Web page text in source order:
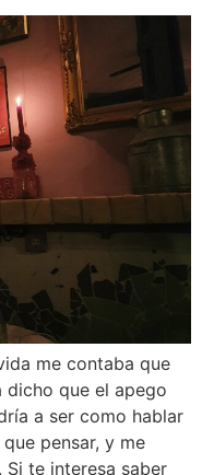
me contaba que
dicho que el apego
a ser como hablar
pensar, y me
te interesa saber